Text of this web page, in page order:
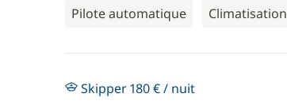
Pilote automatique Climatisation
Skipper 180 € / nuit